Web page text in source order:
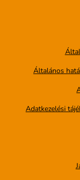
Általános
Adatkezelési